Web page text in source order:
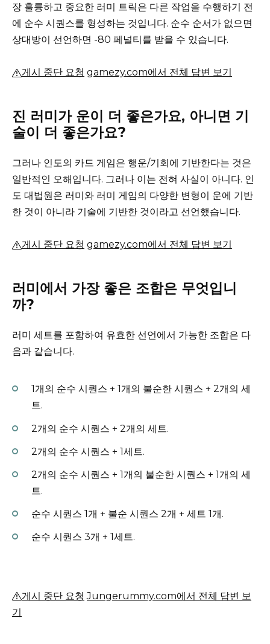
장 훌륭하고 중요한 러미 트릭은 다른 작업을 수행하기 전
에 순수 시퀀스를 형성하는 것입니다. 순수 순서가 없으면
상대방이 선언하면 -80 페널티를 받을 수 있습니다.
게시 중단 요청 gamezy.com에서 전체 답변 보기
진 러미가 운이 더 좋은가요, 아니면 기
술이 더 좋은가요?
그러나 인도의 카드 게임은 행운/기회에 기반한다는 것은
일반적인 오해입니다. 그러나 이는 전혀 사실이 아니다. 인
도 대법원은 러미와 러미 게임의 다양한 변형이 운에 기반
한 것이 아니라 기술에 기반한 것이라고 선언했습니다.
게시 중단 요청 gamezy.com에서 전체 답변 보기
러미에서 가장 좋은 조합은 무엇입니
까?
러미 세트를 포함하여 유효한 선언에서 가능한 조합은 다
음과 같습니다.
1개의 순수 시퀀스 + 1개의 불순한 시퀀스 + 2개의 세
트.
2개의 순수 시퀀스 + 2개의 세트.
2개의 순수 시퀀스 + 1세트.
2개의 순수 시퀀스 + 1개의 불순한 시퀀스 + 1개의 세
트.
순수 시퀀스 1개 + 불순 시퀀스 2개 + 세트 1개.
순수 시퀀스 3개 + 1세트.
게시 중단 요청 Jungerummy.com에서 전체 답변 보
기